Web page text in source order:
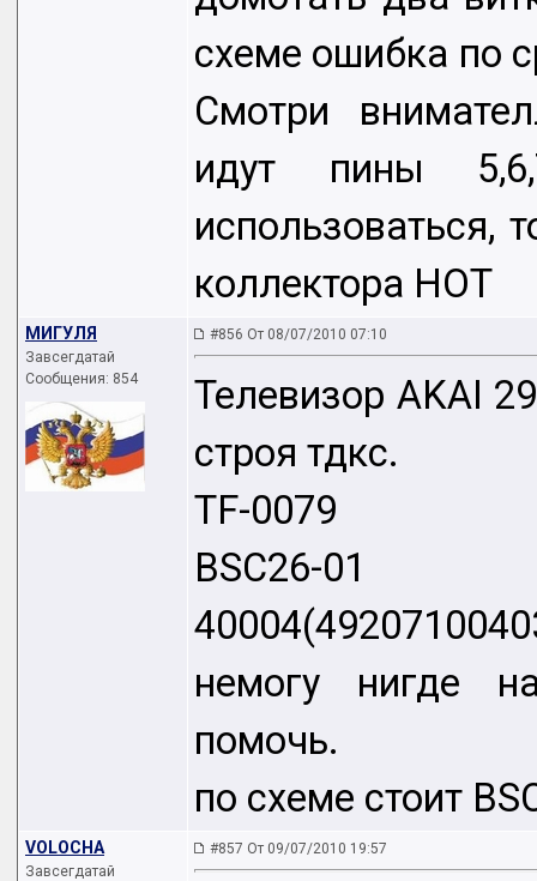
схеме ошибка по
Смотри
идут пины
использоваться,
коллектора HOT
МИГУЛЯ
Завсегдатай
Сообщения: 854
#856 От 08/07/2010 07:10
Телевизор AKAI
строя тдкс.
TF-0079
BSC26-01
немогу нигде
помочь.
по схеме стоит
VOLOCHA
Завсегдатай
#857 От 09/07/2010 19:57